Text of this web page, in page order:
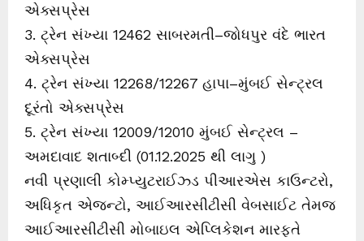
એક્સપ્રેસ
3. ટ્રેન સંખ્યા 12462 સાબરમતી–જોધપુર વંદે ભારત
એક્સપ્રેસ
4. ટ્રેન સંખ્યા 12268/12267 હાપા–મુંબઈ સેન્ટ્રલ
દૂરંતો એક્સપ્રેસ
5. ટ્રેન સંખ્યા 12009/12010 મુંબઈ સેન્ટ્રલ –
અમદાવાદ શતાબ્દી (01.12.2025 થી લાગુ )
નવી પ્રણાલી કોમ્પ્યુટરાઈઝ્ડ પીઆરએસ કાઉન્ટરો,
અધિકૃત એજન્ટો, આઈઆરસીટીસી વેબસાઈટ તેમજ
આઈઆરસીટીસી મોબાઇલ એપ્લિકેશન મારફતે